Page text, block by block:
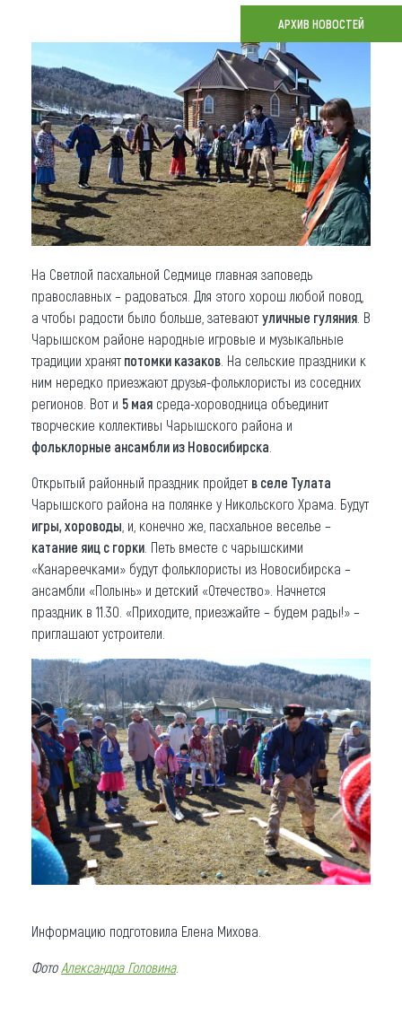
О регионе
Коллекция впечатлений
Другие рубрики
АРХИВ НОВОСТЕЙ
На Светлой пасхальной Седмице главная заповедь
православных – радоваться. Для этого хорош любой повод,
а чтобы радости было больше, затевают уличные гуляния . В
Чарышском районе народные игровые и музыкальные
традиции хранят потомки казаков . На сельские праздники к
ним нередко приезжают друзья-фольклористы из соседних
регионов. Вот и 5 мая среда-хороводница объединит
творческие коллективы Чарышского района и
фольклорные ансамбли из Новосибирска
Открытый районный праздник пройдет в селе Тулата
Чарышского района на полянке у Никольского Храма. Будут
игры, хороводы , и, конечно же, пасхальное веселье –
катание яиц с горки . Петь вместе с чарышскими
«Канареечками» будут фольклористы из Новосибирска –
ансамбли «Полынь» и детский «Отечество». Начнется
праздник в 11.30. «Приходите, приезжайте – будем рады!» –
приглашают устроители.
Информацию подготовила Елена Михова.
Фото Александра Головина.